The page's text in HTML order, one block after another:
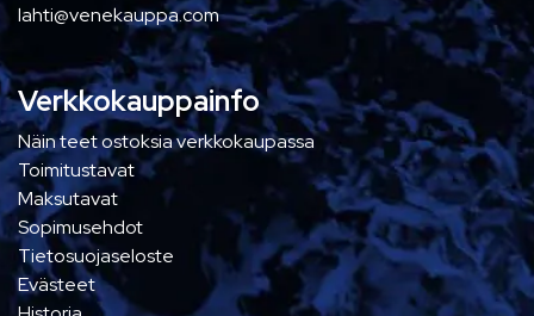
lahti@venekauppa.com
Verkkokauppainfo
Näin teet ostoksia verkkokaupassa
Toimitustavat
Maksutavat
Sopimusehdot
Tietosuojaseloste
Evästeet